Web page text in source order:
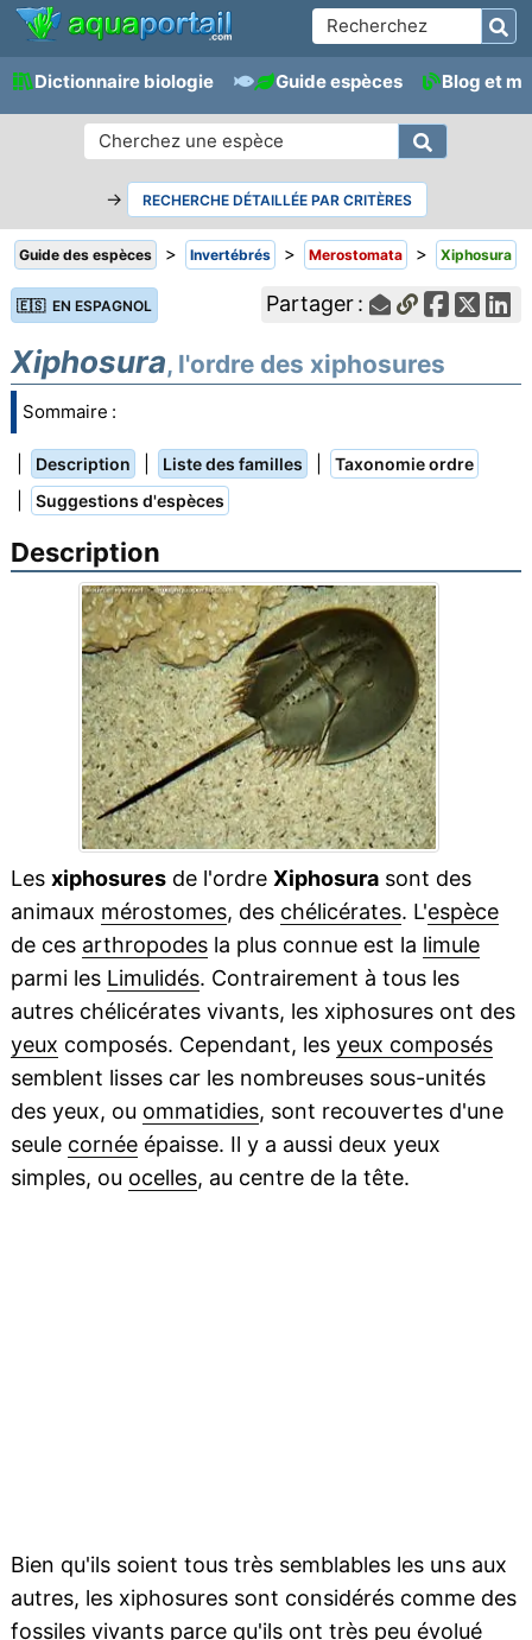
Dictionnaire biologie Guide espèces Blog et
→ RECHERCHE DÉTAILLÉE PAR CRITÈRES
Guide des espèces > Invertébrés > Merostomata > Xiphosura
🇪🇸 EN ESPAGNOL Partager :
Xiphosura, l'ordre des xiphosures
Sommaire :
Description Liste des familles Taxonomie ordre
Suggestions d'espèces
Description
Les xiphosuresde l'ordre Xiphosurasont des
animaux mérostomes, des chélicérates. L'espèce
de ces arthropodesla plus connue est la limule
parmi les Limulidés. Contrairement à tous les
autres chélicérates vivants, les xiphosures ont des
yeux composés. Cependant, les yeux composés
semblent lisses car les nombreuses sous-unités
des yeux, ou ommatidies, sont recouvertes d'une
seule cornéeépaisse. Il y a aussi deux yeux
simples, ou ocelles, au centre de la tête.
Bien qu'ils soient tous très semblables les uns aux
autres, les xiphosures sont considérés comme des
fossiles vivantsparce qu'ils ont très peu évolué